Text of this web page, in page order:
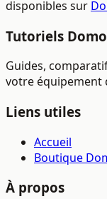
disponibles sur
Tutoriels
Guides,
votre équipement
Liens utiles
Accueil
Boutique
À propos